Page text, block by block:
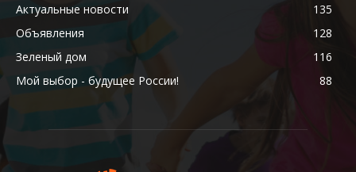
Актуальные новости
135
Объявления
128
Зеленый дом
116
Мой выбор - будущее России!
88